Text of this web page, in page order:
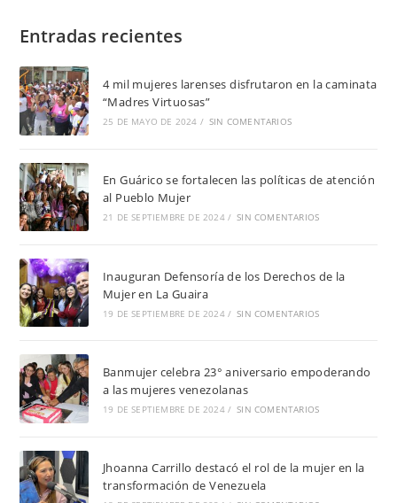
Entradas recientes
4 mil mujeres larenses disfrutaron en la caminata
“Madres Virtuosas”
25 DE MAYO DE 2024 / SIN COMENTARIOS
En Guárico se fortalecen las políticas de atención
al Pueblo Mujer
21 DE SEPTIEMBRE DE 2024 / SIN COMENTARIOS
Inauguran Defensoría de los Derechos de la
Mujer en La Guaira
19 DE SEPTIEMBRE DE 2024 / SIN COMENTARIOS
Banmujer celebra 23° aniversario empoderando
a las mujeres venezolanas
19 DE SEPTIEMBRE DE 2024 / SIN COMENTARIOS
Jhoanna Carrillo destacó el rol de la mujer en la
transformación de Venezuela